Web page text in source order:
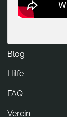
Blog
Hilfe
FAQ
Verein